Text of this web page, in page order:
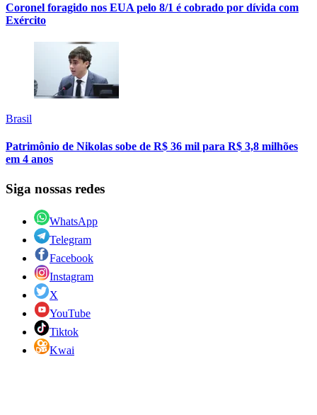
Coronel foragido nos EUA pelo 8/1 é cobrado por dívida com
Exército
Brasil
Patrimônio de Nikolas sobe de R$ 36 mil para R$ 3,8 milhões
em 4 anos
Siga nossas redes
WhatsApp
Telegram
Facebook
Instagram
X
YouTube
Tiktok
Kwai